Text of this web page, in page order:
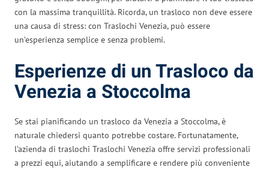
con la massima tranquillità. Ricorda, un trasloco non deve essere
una causa di stress: con Traslochi Venezia, può essere
un’esperienza semplice e senza problemi.
Esperienze di un Trasloco da
Venezia a Stoccolma
Se stai pianificando un trasloco da Venezia a Stoccolma, è
naturale chiedersi quanto potrebbe costare. Fortunatamente,
l’azienda di traslochi Traslochi Venezia offre servizi professionali
a prezzi equi, aiutando a semplificare e rendere più conveniente